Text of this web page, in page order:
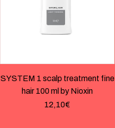
SYSTEM 1 scalp treatment fine
hair 100 ml by Nioxin
12,10€